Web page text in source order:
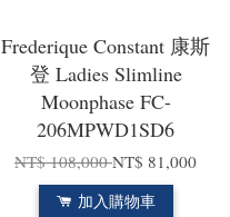
Frederique Constant 康斯
登 Ladies Slimline
Moonphase FC-
206MPWD1SD6
NT$ 108,000NT$ 81,000
加入購物車